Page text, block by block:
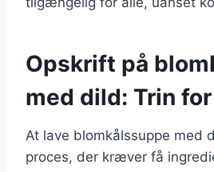
Opskrift på
med dild: Trin
At lave blomkålssuppe med
proces, der kræver få